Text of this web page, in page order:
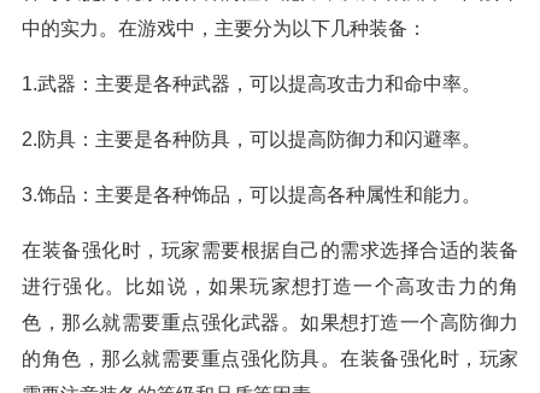
中的实力。在游戏中，主要分为以下几种装备：
1.武器：主要是各种武器，可以提高攻击力和命中率。
2.防具：主要是各种防具，可以提高防御力和闪避率。
3.饰品：主要是各种饰品，可以提高各种属性和能力。
在装备强化时，玩家需要根据自己的需求选择合适的装备
进行强化。比如说，如果玩家想打造一个高攻击力的角
色，那么就需要重点强化武器。如果想打造一个高防御力
的角色，那么就需要重点强化防具。在装备强化时，玩家